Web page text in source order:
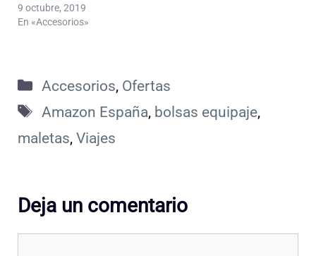
9 octubre, 2019
En «Accesorios»
Categorías
Accesorios, Ofertas
Etiquetas
Amazon España, bolsas equipaje,
maletas, Viajes
Deja un comentario